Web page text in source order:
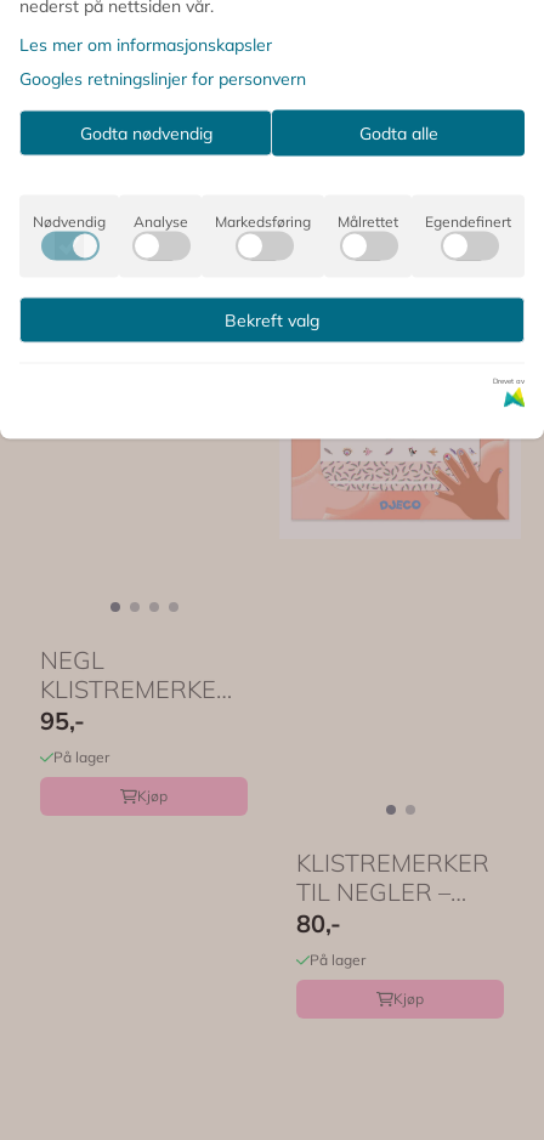
NEGL
KLISTREMERKER
– Cherry – 100 stk
– ...
95,-
På lager
Kjøp
KLISTREMERKER
TIL NEGLER –
Fugler og fjær – 60
...
80,-
På lager
Kjøp
nederst på nettsiden vår.
Les mer om informasjonskapsler
Googles retningslinjer for personvern
Godta nødvendig Godta alle
Nødvendig Analyse Markedsføring Målrettet Egendefinert
Bekreft valg
Drevet av